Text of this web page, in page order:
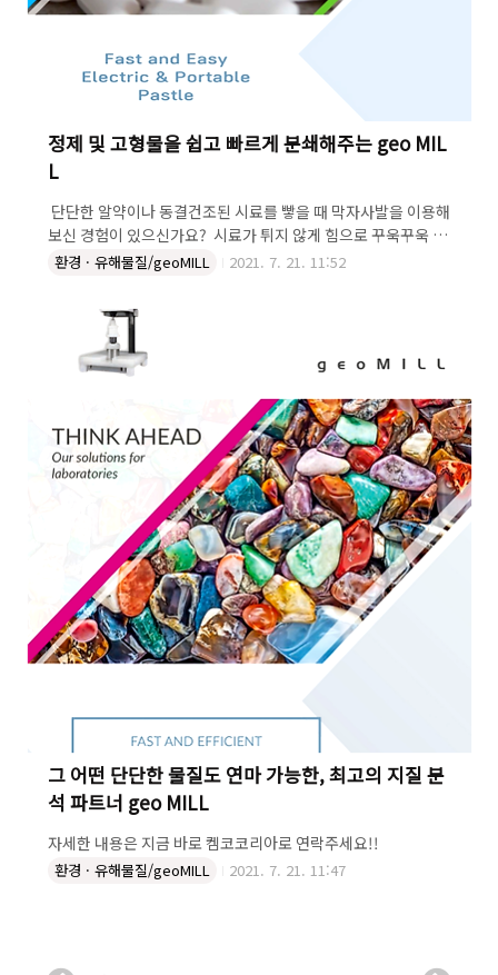
정제 및 고형물을 쉽고 빠르게 분쇄해주는 geo MIL
L
​ 단단한 알약이나 동결건조된 시료를 빻을 때 막자사발을 이용해
보신 경험이 있으신가요? ​ 시료가 튀지 않게 힘으로 꾸욱꾸욱 눌
러가면서 오랜시간동안 작업하셨을 텐데요... 이 작업은 전처리
는 막자사발과의 악연을 끊어줄 아이템을 소개합니다. ​ ​ ​ ​ g e o
M I L L Electric & Portable Pastle ​ ​ ​ ​ 묵직하고 강력한 전기
모터가 시료를 곱게 milling! 탑재된 리튬 배터리로 작업공간의
제약 NO! 막자사발로 갈기 어려운 정제, 광물, FTIR 시료, 셀룰
로오스도 한번에! ​ ​ 더이상 정제 균질성 분석이 무섭지 않다! 더
이상 분광분석 펠렛이 무섭지 않다! 더이상 동결건조 시료가 무
섭지 않다! 더이상 ..
환경 · 유해물질/geoMILL 2021. 7. 21. 11:52
그 어떤 단단한 물질도 연마 가능한, 최고의 지질 분
석 파트너 geo MILL
​자세한 내용은 지금 바로 켐코코리아로 연락주세요!!
환경 · 유해물질/geoMILL 2021. 7. 21. 11:47